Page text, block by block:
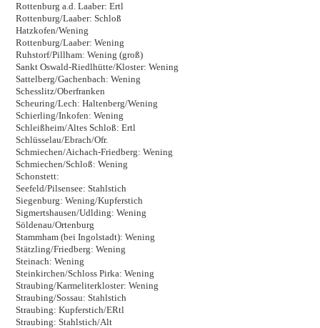
Rottenburg a.d. Laaber: Ertl
Rottenburg/Laaber: Schloß
Hatzkofen/Wening
Rottenburg/Laaber: Wening
Ruhstorf/Pillham: Wening (groß)
Sankt Oswald-Riedlhütte/Kloster: Wening
Sattelberg/Gachenbach: Wening
Schesslitz/Oberfranken
Scheuring/Lech: Haltenberg/Wening
Schierling/Inkofen: Wening
Schleißheim/Altes Schloß: Ertl
Schlüsselau/Ebrach/Ofr.
Schmiechen/Aichach-Friedberg: Wening
Schmiechen/Schloß: Wening
Schonstett:
Seefeld/Pilsensee: Stahlstich
Siegenburg: Wening/Kupferstich
Sigmertshausen/Udlding: Wening
Söldenau/Ortenburg
Stammham (bei Ingolstadt): Wening
Stätzling/Friedberg: Wening
Steinach: Wening
Steinkirchen/Schloss Pirka: Wening
Straubing/Karmeliterkloster: Wening
Straubing/Sossau: Stahlstich
Straubing: Kupferstich/ERtl
Straubing: Stahlstich/Alt